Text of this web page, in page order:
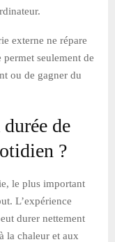
externe ne répare
seulement de
ou de gagner du
de
?
le plus important
L’expérience
durer nettement
la chaleur et aux